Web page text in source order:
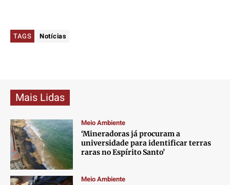
TAGS Notícias
Mais Lidas
Meio Ambiente
‘Mineradoras já procuram a
universidade para identificar terras
raras no Espírito Santo’
Meio Ambiente